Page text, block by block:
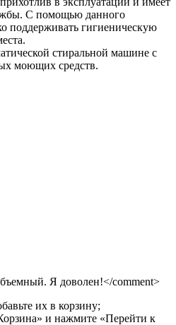
С помощью данного
поддерживать гигиеническую
стиральной машине с
моющих средств.
Я доволен!</comment>
их в корзину;
и нажмите «Перейти к